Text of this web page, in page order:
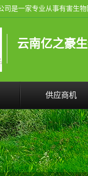
云南亿之豪
供应商机